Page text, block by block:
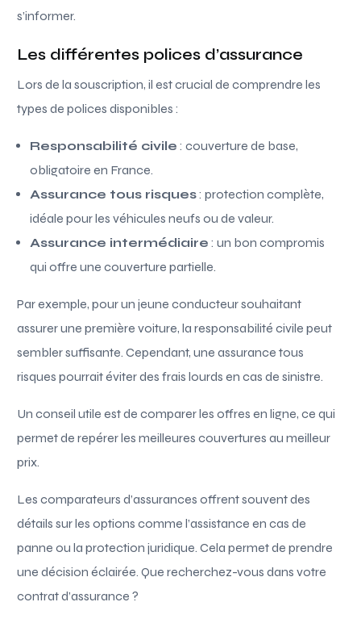
s’informer.
Les différentes polices d’assurance
Lors de la souscription, il est crucial de comprendre les
types de polices disponibles :
Responsabilité civile : couverture de base,
obligatoire en France.
Assurance tous risques: protection complète,
idéale pour les véhicules neufs ou de valeur.
Assurance intermédiaire : un bon compromis
qui offre une couverture partielle.
Par exemple, pour un jeune conducteur souhaitant
assurer une première voiture, la responsabilité civile peut
sembler suffisante. Cependant, une assurance tous
risques pourrait éviter des frais lourds en cas de sinistre.
Un conseil utile est de comparer les offres en ligne, ce qui
permet de repérer les meilleures couvertures au meilleur
prix.
Les comparateurs d’assurances offrent souvent des
détails sur les options comme l’assistance en cas de
panne ou la protection juridique. Cela permet de prendre
une décision éclairée. Que recherchez-vous dans votre
contrat d’assurance ?